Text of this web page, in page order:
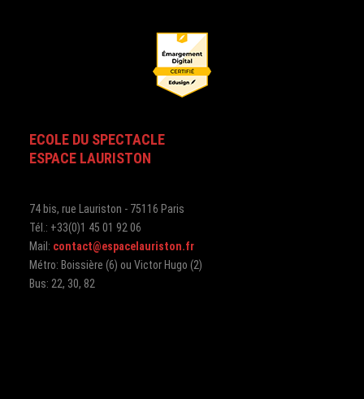
ECOLE DU SPECTACLE
ESPACE LAURISTON
74 bis, rue Lauriston - 75116 Paris
Tél.: +33(0)1 45 01 92 06
Mail: contact@espacelauriston.fr
Métro: Boissière (6) ou Victor Hugo (2)
Bus: 22, 30, 82